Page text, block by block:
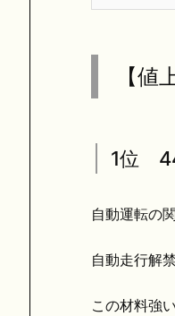
【値
1位
自動運転の
自動走行解
この材料強